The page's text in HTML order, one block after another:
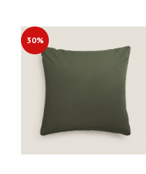
30%